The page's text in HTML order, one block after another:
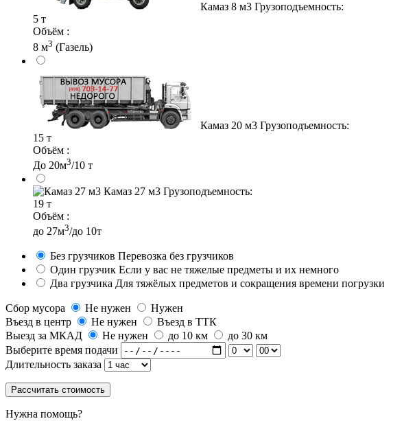
Камаз 8 м3 Грузоподъемность:
5 т
Объём :
8 м3 (Газель)
Камаз 20 м3 Грузоподъемность:
15 т
Объём :
До 20м3/10 т
Камаз 27 м3 Грузоподъемность:
19 т
Объём :
до 27м3/до 10т
Без грузчиков Перевозка без грузчиков
Один грузчик Если у вас не тяжелые предметы и их немного
Два грузчика Для тяжёлых предметов и сокращения времени погрузки
Сбор мусора Не нужен
Нужен
Въезд в центр
Не нужен
Въезд в ТТК
Выезд за МКАД
Не нужен до 10 км
до 30 км
Выберите время подачи
Длительность заказа
Рассчитать стоимость
Нужна помощь?